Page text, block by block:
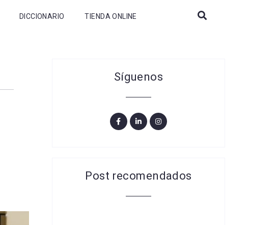
DICCIONARIO TIENDA ONLINE
Síguenos
Post recomendados